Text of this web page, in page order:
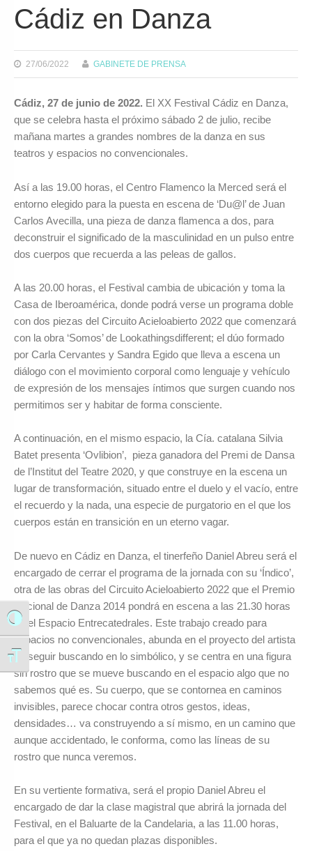
Alternar alto contraste
Alternar tamaño de letra
Cádiz en Danza
27/06/2022 GABINETE DE PRENSA
Cádiz, 27 de junio de 2022. El XX Festival Cádiz en Danza,
que se celebra hasta el próximo sábado 2 de julio, recibe
mañana martes a grandes nombres de la danza en sus
teatros y espacios no convencionales.
Así a las 19.00 horas, el Centro Flamenco la Merced será el
entorno elegido para la puesta en escena de ‘Du@l’ de Juan
Carlos Avecilla, una pieza de danza flamenca a dos, para
deconstruir el significado de la masculinidad en un pulso entre
dos cuerpos que recuerda a las peleas de gallos.
A las 20.00 horas, el Festival cambia de ubicación y toma la
Casa de Iberoamérica, donde podrá verse un programa doble
con dos piezas del Circuito Acieloabierto 2022 que comenzará
con la obra ‘Somos’ de Lookathingsdifferent; el dúo formado
por Carla Cervantes y Sandra Egido que lleva a escena un
diálogo con el movimiento corporal como lenguaje y vehículo
de expresión de los mensajes íntimos que surgen cuando nos
permitimos ser y habitar de forma consciente.
A continuación, en el mismo espacio, la Cía. catalana Silvia
Batet presenta ‘Ovlibion’, pieza ganadora del Premi de Dansa
de l’Institut del Teatre 2020, y que construye en la escena un
lugar de transformación, situado entre el duelo y el vacío, entre
el recuerdo y la nada, una especie de purgatorio en el que los
cuerpos están en transición en un eterno vagar.
De nuevo en Cádiz en Danza, el tinerfeño Daniel Abreu será el
encargado de cerrar el programa de la jornada con su ‘Índico’,
otra de las obras del Circuito Acieloabierto 2022 que el Premio
Nacional de Danza 2014 pondrá en escena a las 21.30 horas
en el Espacio Entrecatedrales. Este trabajo creado para
espacios no convencionales, abunda en el proyecto del artista
de seguir buscando en lo simbólico, y se centra en una figura
sin rostro que se mueve buscando en el espacio algo que no
sabemos qué es. Su cuerpo, que se contornea en caminos
invisibles, parece chocar contra otros gestos, ideas,
densidades… va construyendo a sí mismo, en un camino que
aunque accidentado, le conforma, como las líneas de su
rostro que nunca veremos.
En su vertiente formativa, será el propio Daniel Abreu el
encargado de dar la clase magistral que abrirá la jornada del
Festival, en el Baluarte de la Candelaria, a las 11.00 horas,
para el que ya no quedan plazas disponibles.